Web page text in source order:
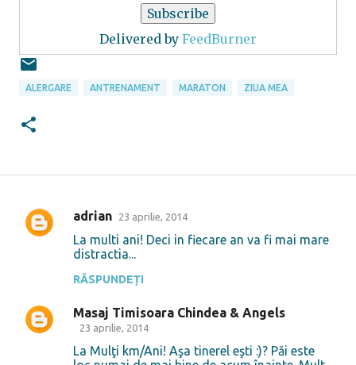
Delivered by FeedBurner
ALERGARE ANTRENAMENT MARATON ZIUA MEA
C
n
adrian 23 aprilie, 2014
La multi ani! Deci in fiecare an va fi mai mare
distractia...
RĂSPUNDEȚI
Masaj Timisoara Chindea & Angels
23 aprilie, 2014
La Mulţi km/Ani! Aşa tinerel eşti :)? Păi este